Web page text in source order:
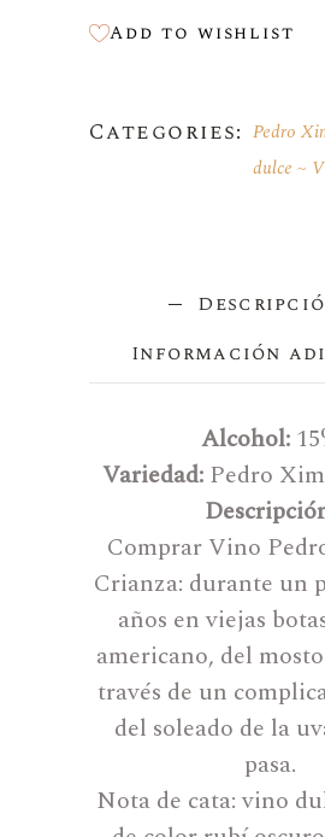
Add to wishlist
Categories: Pedro
dulce
Información
Alcohol:
Variedad: Pedro
Comprar Vino
Crianza: durante un
años en viejas
americano, del
través de un
del soleado de la
pasa.
Nota de cata: vino